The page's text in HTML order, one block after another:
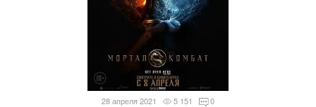
28 апреля 2021 5 151 0